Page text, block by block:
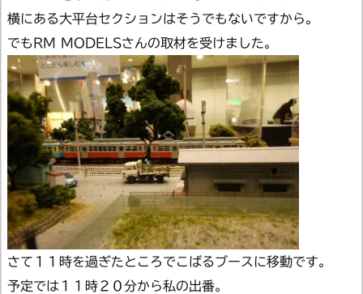
横にある大平台セクションはそうでもないですから。
でもRM MODELSさんの取材を受けました。
さて１１時を過ぎたところでこばるブースに移動です。
予定では１１時２０分から私の出番。